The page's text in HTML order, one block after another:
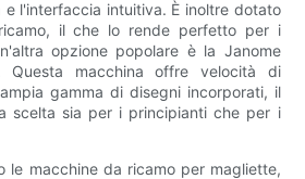
l'interfaccia intuitiva. È inoltre dotato
il che lo rende perfetto per i
opzione popolare è la Janome
Questa macchina offre velocità di
gamma di disegni incorporati, il
scelta sia per i principianti che per i
le macchine da ricamo per magliette,